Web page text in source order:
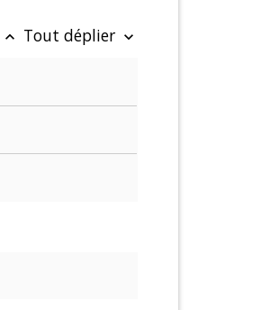
keyboard_arrow_up Tout déplier keyboard_arrow_down